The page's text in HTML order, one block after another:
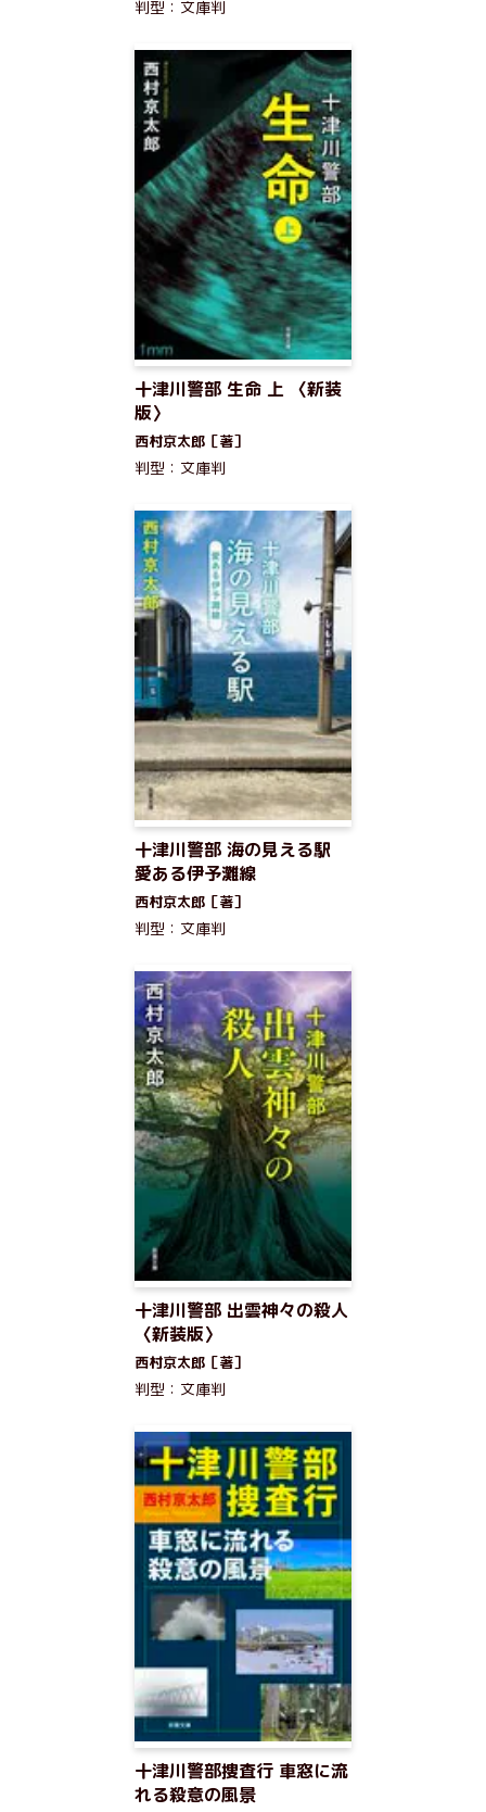
判型：文庫判
十津川警部 生命 上 〈新装
版〉
西村京太郎［著］
判型：文庫判
十津川警部 海の見える駅
愛ある伊予灘線
西村京太郎［著］
判型：文庫判
十津川警部 出雲神々の殺人
〈新装版〉
西村京太郎［著］
判型：文庫判
十津川警部捜査行 車窓に流
れる殺意の風景